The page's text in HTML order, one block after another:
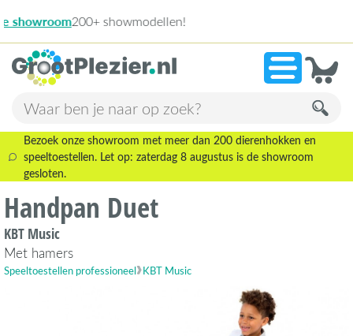
»13.946
Bezoek onze showroom met meer dan 200 dierenhokken en
speeltoestellen. Let op: zaterdag 8 augustus is de showroom
gesloten.
Handpan Duet
KBT Music
Met hamers
Speeltoestellen professioneel KBT Music